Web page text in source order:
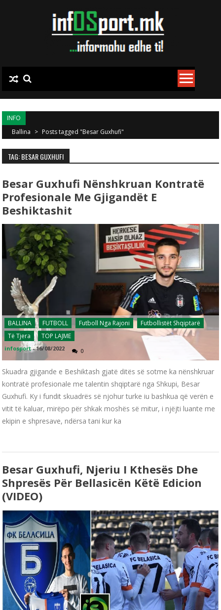
INFO
Ballina > Posts tagged "Besar Guxhufi"
TAG: BESAR GUXHUFI
Besar Guxhufi Nënshkruan Kontratë
Profesionale Me Gjigandët E
Beshiktashit
BALLINA FUTBOLL Futboll Nga Rajoni
Futbollistët Shqiptarë
Të Tjera
TOP LAJME
infosport -16/08/2022 0
Skuadra gjigande e Beshiktash gjatë ditës së sotme ka nënshkruar
kontratë profesionale me talentin shqiptarë nga Shkupi, Besar
Guxhufi. Ky i fundit skuadrës së njohur turke iu bashkua që verën e
vitit të kaluar, mirëpo për shkak moshës së mitur, i njëjti luante me
ekipin e shpresave, ndërsa tani kur ka
Besar Guxhufi, Njeriu I Kthesës Dhe
Shpresës Për Bellasicën Këtë Edicion
(VIDEO)